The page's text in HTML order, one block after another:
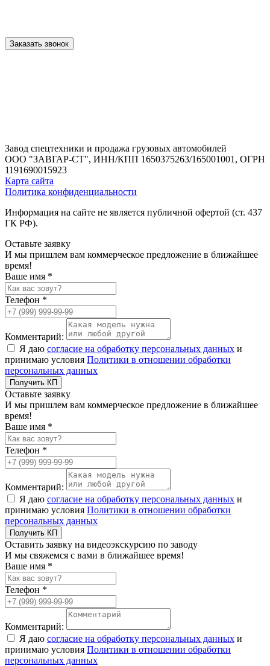
Заказать звонок
Завод спецтехники и продажа грузовых автомобилей
ООО "ЗАВГАР-СТ", ИНН/КПП 1650375263/165001001, ОГРН
1191690015923
Карта сайта
Политика конфиденциальности
Информация на сайте не является публичной офертой (ст. 437
ГК РФ).
Оставьте заявку
И мы пришлем вам коммерческое предложение в ближайшее
время!
Ваше имя *
Телефон *
Комментарий:
Я даю согласие на обработку персональных данных и
принимаю условия Политики в отношении обработки
персональных данных
Получить КП
Оставьте заявку
И мы пришлем вам коммерческое предложение в ближайшее
время!
Ваше имя *
Телефон *
Комментарий:
Я даю согласие на обработку персональных данных и
принимаю условия Политики в отношении обработки
персональных данных
Получить КП
Оставить заявку на видеоэкскурсию по заводу
И мы свяжемся с вами в ближайшее время!
Ваше имя *
Телефон *
Комментарий:
Я даю согласие на обработку персональных данных и
принимаю условия Политики в отношении обработки
персональных данных